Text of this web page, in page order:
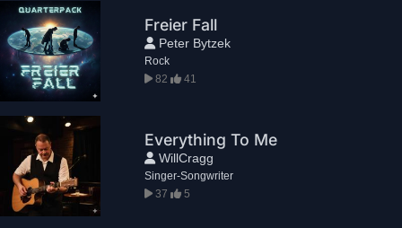
Freier Fall
Peter Bytzek
Rock
82
41
Everything To Me
WillCragg
Singer-Songwriter
37
5